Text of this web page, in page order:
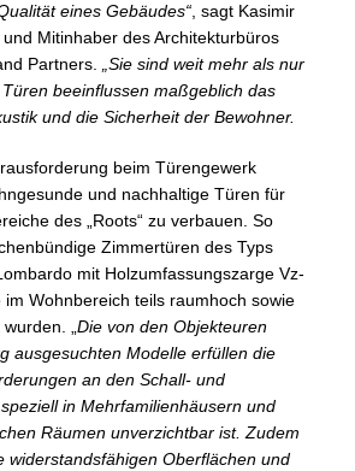
eines Gebäudes“, sagt Kasimir
Mitinhaber des Architekturbüros
Partners. „Sie sind weit mehr als nur
beeinflussen maßgeblich das
und die Sicherheit der Bewohner.
beim Türengewerk
und nachhaltige Türen für
des „Roots“ zu verbauen. So
Zimmertüren des Typs
mit Holzumfassungszarge Vz-
im Wohnbereich teils raumhoch sowie
„Die von den Objekteuren
ausgesuchten Modelle erfüllen die
an den Schall- und
in Mehrfamilienhäusern und
Räumen unverzichtbar ist. Zudem
widerstandsfähigen Oberflächen und